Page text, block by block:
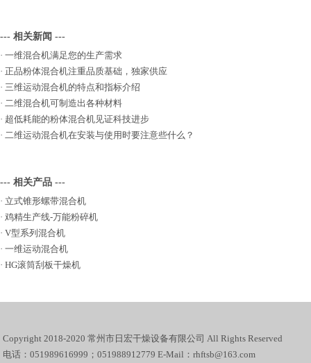
--- 相关新闻 ---
· 一维混合机满足您的生产需求
· 正品粉体混合机注重品质基础，独家供应
· 三维运动混合机的特点和指标介绍
· 二维混合机可制造出各种材料
· 超低耗能的粉体混合机见证科技进步
· 二维运动混合机在安装与使用时要注意些什么？
--- 相关产品 ---
· 立式锥形螺带混合机
· 鸡精生产线-万能粉碎机
· V型系列混合机
· 一维运动混合机
· HG滚筒刮板干燥机
Copyright 2018-2020 常州市日宏干燥设备有限公司 All Rights Reserved
电话：051989616999；051988912779 E-Mail：rhftsb@163.com